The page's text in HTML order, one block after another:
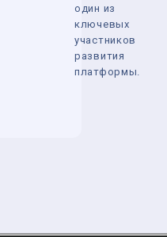
один из
ключевых
участников
развития
платформы.